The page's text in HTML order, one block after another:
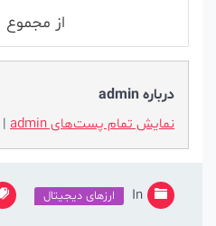
از مجموع
درباره admin
نمایش تمام پست‌های admin |
In ارزهای دیجیتال